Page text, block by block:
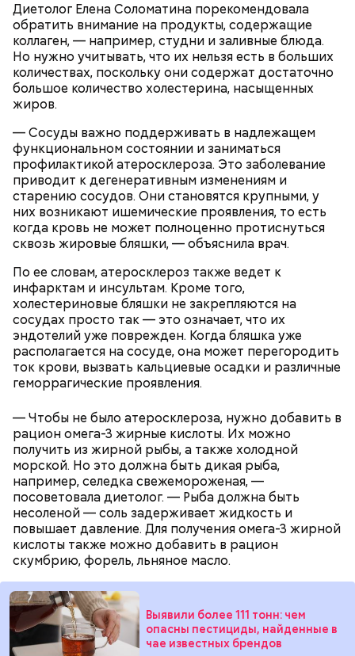
Диетолог Елена Соломатина порекомендовала
обратить внимание на продукты, содержащие
коллаген, — например, студни и заливные блюда.
Но нужно учитывать, что их нельзя есть в больших
количествах, поскольку они содержат достаточно
большое количество холестерина, насыщенных
жиров.
— Сосуды важно поддерживать в надлежащем
функциональном состоянии и заниматься
профилактикой атеросклероза. Это заболевание
приводит к дегенеративным изменениям и
старению сосудов. Они становятся крупными, у
них возникают ишемические проявления, то есть
когда кровь не может полноценно протиснуться
сквозь жировые бляшки, — объяснила врач.
По ее словам, атеросклероз также ведет к
инфарктам и инсультам. Кроме того,
холестериновые бляшки не закрепляются на
сосудах просто так — это означает, что их
эндотелий уже поврежден. Когда бляшка уже
располагается на сосуде, она может перегородить
ток крови, вызвать кальциевые осадки и различные
геморрагические проявления.
— Чтобы не было атеросклероза, нужно добавить в
рацион омега-3 жирные кислоты. Их можно
получить из жирной рыбы, а также холодной
морской. Но это должна быть дикая рыба,
например, селедка свежемороженая, —
посоветовала диетолог. — Рыба должна быть
несоленой — соль задерживает жидкость и
повышает давление. Для получения омега-3 жирной
кислоты также можно добавить в рацион
скумбрию, форель, льняное масло.
Выявили более 111 тонн: чем
опасны пестициды, найденные в
чае известных брендов
Ингредиенты:
кабачок;
брынза;
растительное масло;
помидоры черри либо грунтовые.
— Кабачки нужно натереть длинными слайсами
(это можно сделать на специальной терке),
похожими на спагетти, и уложить в противень.
Дальше нужно добавить немного растительного
масла, соль, а сверху бросить хаотично
порезанную брынзу. Затем добавляются помидоры
черри или грунтовые, — рассказал шеф-повар.
беременным, кормящим женщинам;
людям с ослабленной иммунной системой;
пожилым;
детям.
— Там может содержаться огромное количество
нитратов, которое вызовет головокружение,
гипоксию и ухудшение физического состояния, —
предостерегла Соломатина.